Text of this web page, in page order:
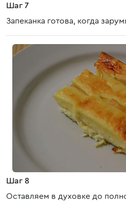
Шаг 7
Запеканка готова, когда
Шаг 8
Оставляем в духовке до